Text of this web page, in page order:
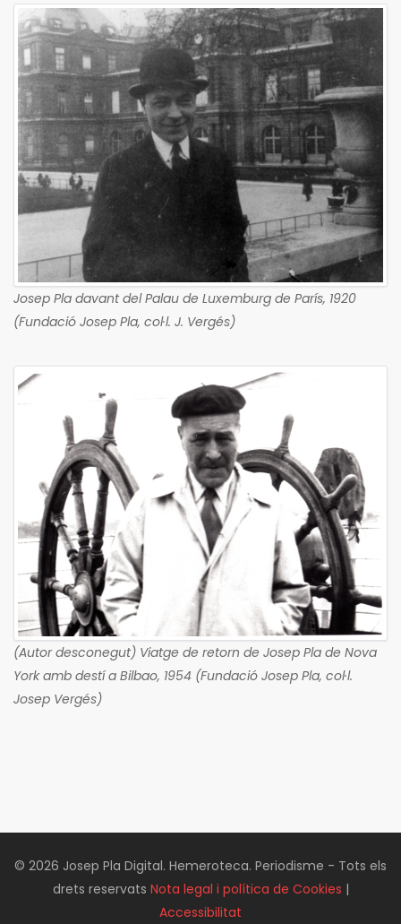
Josep Pla davant del Palau de Luxemburg de París, 1920
(Fundació Josep Pla, col·l. J. Vergés)
(Autor desconegut) Viatge de retorn de Josep Pla de Nova
York amb destí a Bilbao, 1954 (Fundació Josep Pla, col·l.
Josep Vergés)
© 2026 Josep Pla Digital. Hemeroteca. Periodisme - Tots els
drets reservats Nota legal i política de Cookies |
Accessibilitat